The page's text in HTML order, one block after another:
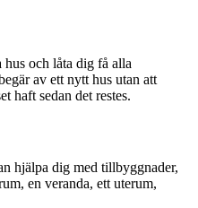
och låta dig få alla
av ett nytt hus utan att
haft sedan det restes.
hjälpa dig med tillbyggnader,
en veranda, ett uterum,